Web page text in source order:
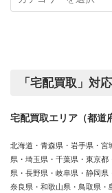
績
カ
「宅配買取」対
宅配買取エリア（都道
北海道・青森県・岩手県・宮
県・埼玉県・千葉県・東京
県・長野県・岐阜県・静岡県
奈良県・和歌山県・鳥取県・